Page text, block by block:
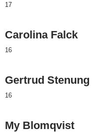
17
Carolina Falck
16
Gertrud Stenung
16
My Blomqvist